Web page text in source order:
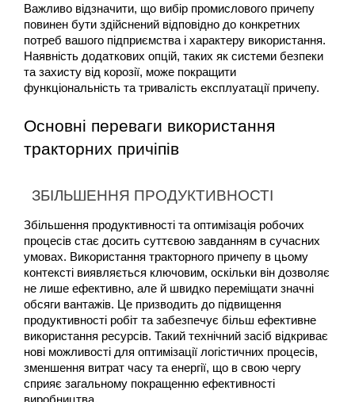
Важливо відзначити, що вибір промислового причепу
повинен бути здійснений відповідно до конкретних
потреб вашого підприємства і характеру використання.
Наявність додаткових опцій, таких як системи безпеки
та захисту від корозії, може покращити
функціональність та тривалість експлуатації причепу.
Основні переваги використання
тракторних причіпів
ЗБІЛЬШЕННЯ ПРОДУКТИВНОСТІ
Збільшення продуктивності та оптимізація робочих
процесів стає досить суттєвою завданням в сучасних
умовах. Використання тракторного причепу в цьому
контексті виявляється ключовим, оскільки він дозволяє
не лише ефективно, але й швидко переміщати значні
обсяги вантажів. Це призводить до підвищення
продуктивності робіт та забезпечує більш ефективне
використання ресурсів. Такий технічний засіб відкриває
нові можливості для оптимізації логістичних процесів,
зменшення витрат часу та енергії, що в свою чергу
сприяє загальному покращенню ефективності